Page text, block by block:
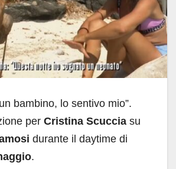
bambino, lo sentivo mio”.
per Cristina Scuccia su
durante il daytime di
.